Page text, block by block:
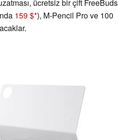
ücretsiz bir çift FreeBuds
159 $ ), M-Pencil Pro ve 100